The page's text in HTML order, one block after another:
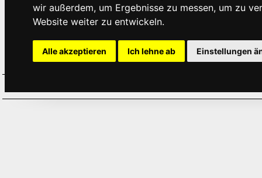
wir außerdem, um Ergebnisse zu messen, um zu
Website weiter zu entwickeln.
Alle akzeptieren Ich lehne ab Einstellungen